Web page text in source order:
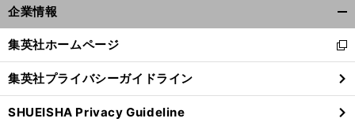
企業情報
閉
る
集英社ホームページ
新
し
い
ウ
ィ
集英社プライバシーガイドライン
SHUEISHA Privacy Guideline